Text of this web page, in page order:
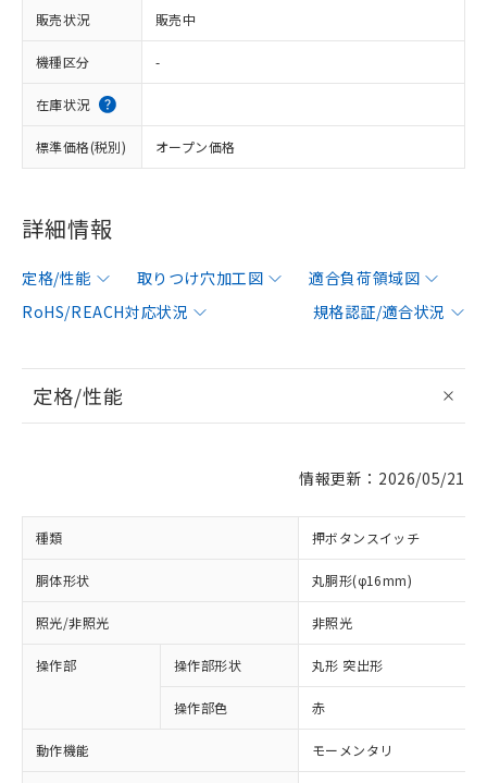
販売状況 販売中
機種区分 -
在庫状況
標準価格(税別) オープン価格
詳細情報
定格/性能 取りつけ穴加工図
適合負荷領域図
RoHS/REACH対応状況
規格認証/適合状況
定格/性能
情報更新：2026/05/21
種類 押ボタンスイッチ
胴体形状 丸胴形(φ16mm)
照光/非照光 非照光
操作部 操作部形状 丸形 突出形
操作部色 赤
動作機能 モーメンタリ